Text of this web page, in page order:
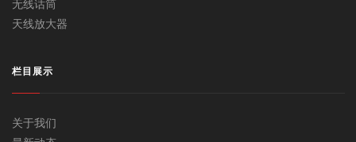
无线话筒
天线放大器
栏目展示
关于我们